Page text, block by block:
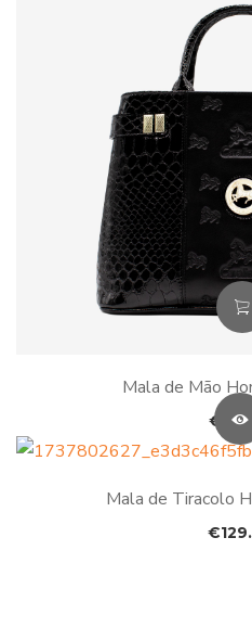
Mala de Mão
€
Mala de Tiracolo
€